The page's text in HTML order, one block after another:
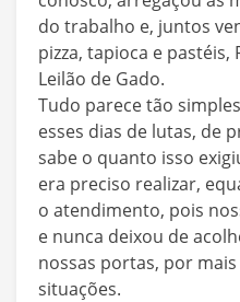
do trabalho e, juntos
pizza, tapioca e
Leilão de Gado.
Tudo parece tão
esses dias de lutas, de
sabe o quanto isso
era preciso realizar,
o atendimento, pois
e nunca deixou de
nossas portas, por
situações.